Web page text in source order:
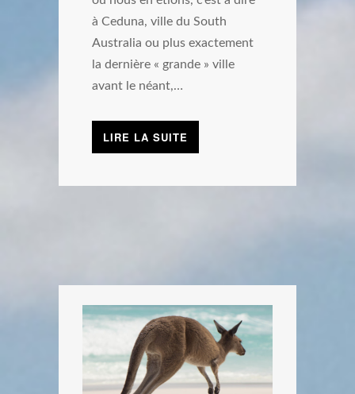
à Ceduna, ville du South
Australia ou plus exactement
la dernière « grande » ville
avant le néant,…
LIRE LA SUITE